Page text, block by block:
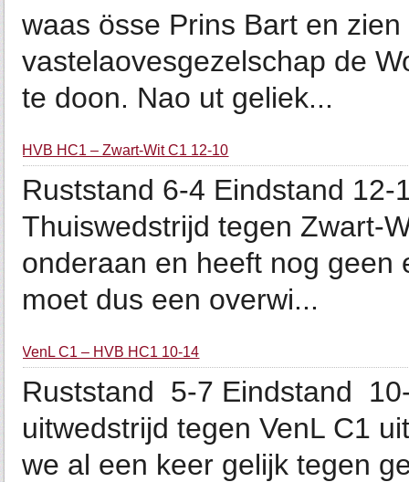
waas össe Prins Bart en
vastelaovesgezelschap de
te doon. Nao ut geliek...
HVB HC1 – Zwart-Wit C1 12-10
Ruststand 6-4 Eindstand
Thuiswedstrijd tegen Zwart-
onderaan en heeft nog geen
moet dus een overwi...
VenL C1 – HVB HC1 10-14
Ruststand 5-7 Eindstand
uitwedstrijd tegen VenL C1
we al een keer gelijk tegen